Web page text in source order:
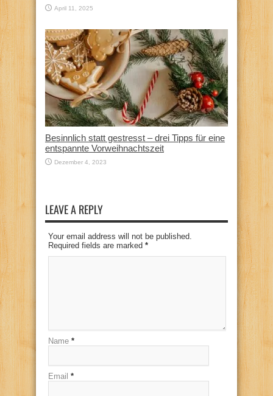
April 11, 2025
Besinnlich statt gestresst – drei Tipps für eine
entspannte Vorweihnachtszeit
Dezember 4, 2023
LEAVE A REPLY
Your email address will not be published.
Required fields are marked *
Name *
Email *